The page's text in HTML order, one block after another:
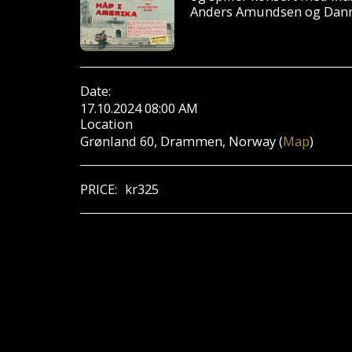
Anders Amundsen og
Date:
17.10.2024 08:00 AM
Location
Grønland 60, Drammen, Norway (Map)
PRICE: kr325